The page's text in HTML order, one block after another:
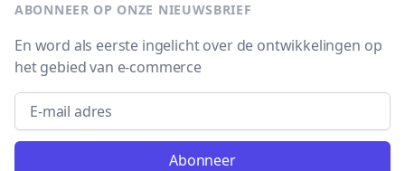
ABONNEER OP ONZE NIEUWSBRIEF
En word als eerste ingelicht over de ontwikkelingen op
het gebied van e-commerce
Email address
Abonneer